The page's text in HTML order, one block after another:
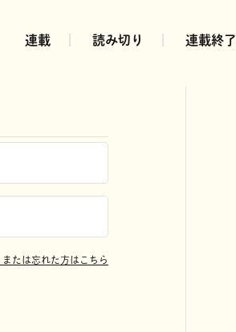
連載 読み切り 連載終了
たは忘れた方はこちら